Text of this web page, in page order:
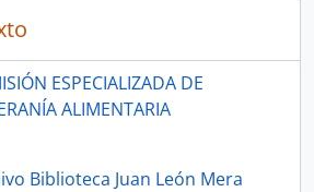
ESPECIALIZADA DE
ALIMENTARIA
Biblioteca Juan León Mera